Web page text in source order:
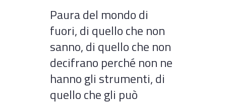
Paura del mondo di
fuori, di quello che non
sanno, di quello che non
decifrano perché non ne
hanno gli strumenti, di
quello che gli può